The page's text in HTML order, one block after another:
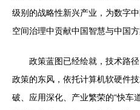
级别的战略性新兴产业，为数字
空间治理中贡献中国智慧与中国方
政策蓝图已经绘就，技术路
政策的东风，依托计算机软硬件
破、应用深化、产业繁荣的“快车